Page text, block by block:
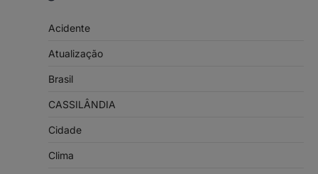
Acidente
Atualização
Brasil
CASSILÂNDIA
Cidade
Clima